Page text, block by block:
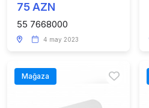
75 AZN
55 7668000
4 may 2023
Mağaza